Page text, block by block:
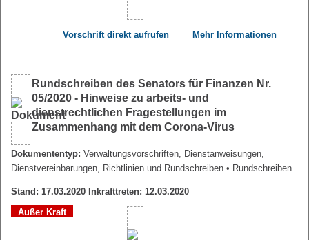
Vorschrift direkt aufrufen Mehr Informationen
Rundschreiben des Senators für Finanzen Nr.
05/2020 - Hinweise zu arbeits- und
dienstrechtlichen Fragestellungen im
Zusammenhang mit dem Corona-Virus
Dokumententyp: Verwaltungsvorschriften, Dienstanweisungen,
Dienstvereinbarungen, Richtlinien und Rundschreiben • Rundschreiben
Stand: 17.03.2020 Inkrafttreten: 12.03.2020
Außer Kraft